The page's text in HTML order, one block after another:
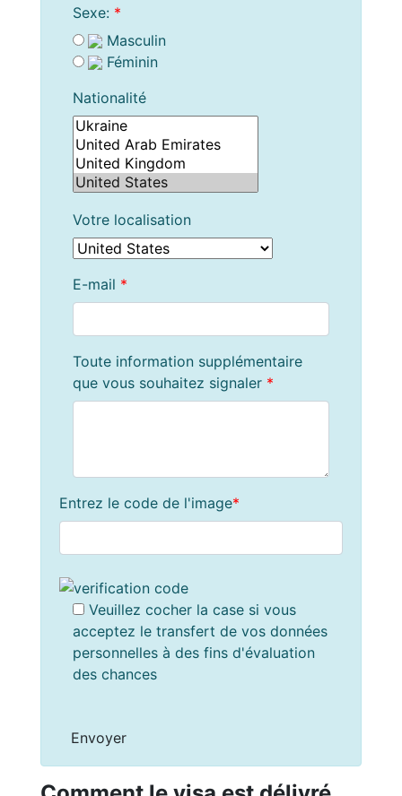
Sexe: *
Masculin
Féminin
Nationalité
Votre localisation
E-mail *
Toute information supplémentaire
que vous souhaitez signaler *
Entrez le code de l'image*
Veuillez cocher la case si vous
acceptez le transfert de vos données
personnelles à des fins d'évaluation
des chances